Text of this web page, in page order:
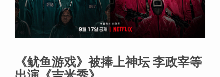
《鱿鱼游戏》被捧上神坛 李政宰等